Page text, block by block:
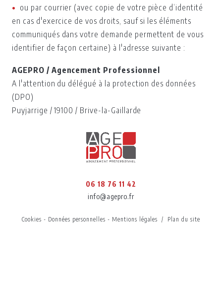
ou par courrier (avec copie de votre pièce d’identité
en cas d'exercice de vos droits, sauf si les éléments
communiqués dans votre demande permettent de vous
identifier de façon certaine) à l'adresse suivante :
AGEPRO / Agencement Professionnel
A l'attention du délégué à la protection des données
(DPO)
Puyjarrige / 19100 / Brive-la-Gaillarde
06 18 76 11 42
info@agepro.fr
Cookies - Données personnelles - Mentions légales / Plan du site